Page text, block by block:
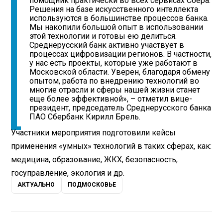
Решения на базе искусственного интеллекта
используются в большинстве процессов банка.
Мы накопили большой опыт в использовании
этой технологии и готовы ею делиться.
Среднерусский банк активно участвует в
процессах цифровизации регионов. В частности,
у нас есть проекты, которые уже работают в
Московской области. Уверен, благодаря обмену
опытом, работа по внедрению технологий во
многие отрасли и сферы нашей жизни станет
еще более эффективной», – отметил вице-
президент, председатель Среднерусского банка
ПАО Сбербанк Кирилл Брель.
Участники мероприятия подготовили кейсы
применения «умных» технологий в таких сферах, как:
медицина, образование, ЖКХ, безопасность,
госуправление, экология и др.
АКТУАЛЬНО ПОДМОСКОВЬЕ